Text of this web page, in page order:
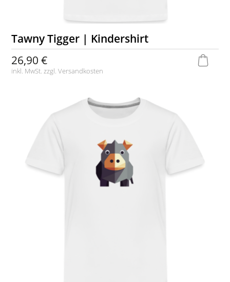
Tawny Tigger | Kindershirt
26,90 €
inkl. MwSt. zzgl.Versandkosten